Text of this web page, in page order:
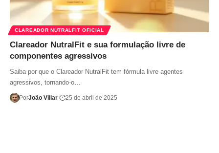
CLAREADOR NUTRALFIT OFICIAL
Clareador NutralFit e sua formulação livre de
componentes agressivos
Saiba por que o Clareador NutralFit tem fórmula livre agentes
agressivos, tornando-o…
PorJoão Villar 25 de abril de 2025